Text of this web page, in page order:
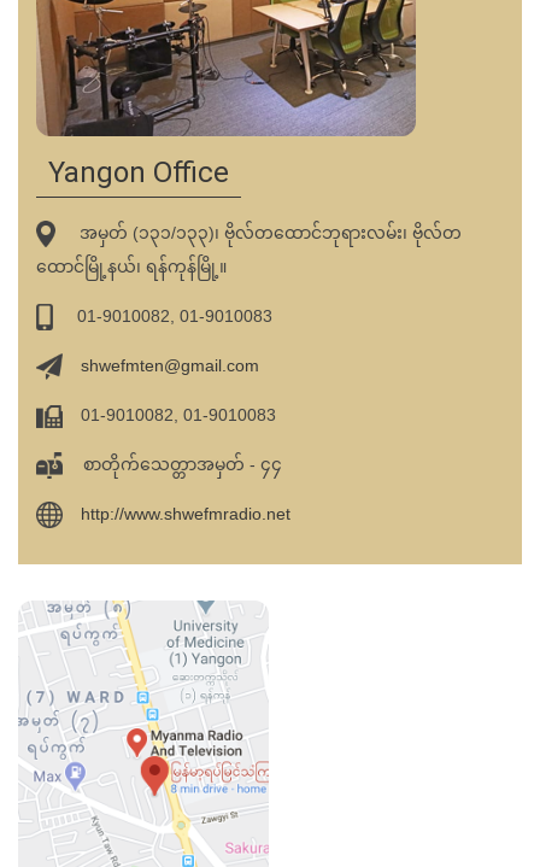
Yangon Office
အမှတ် (၁၃၁/၁၃၃)၊ ဗိုလ်တထောင်ဘုရားလမ်း၊ ဗိုလ်တ
ထောင်မြို့နယ်၊ ရန်ကုန်မြို့။
01-9010082, 01-9010083
shwefmten@gmail.com
01-9010082, 01-9010083
စာတိုက်သေတ္တာအမှတ် - ၄၄
http://www.shwefmradio.net